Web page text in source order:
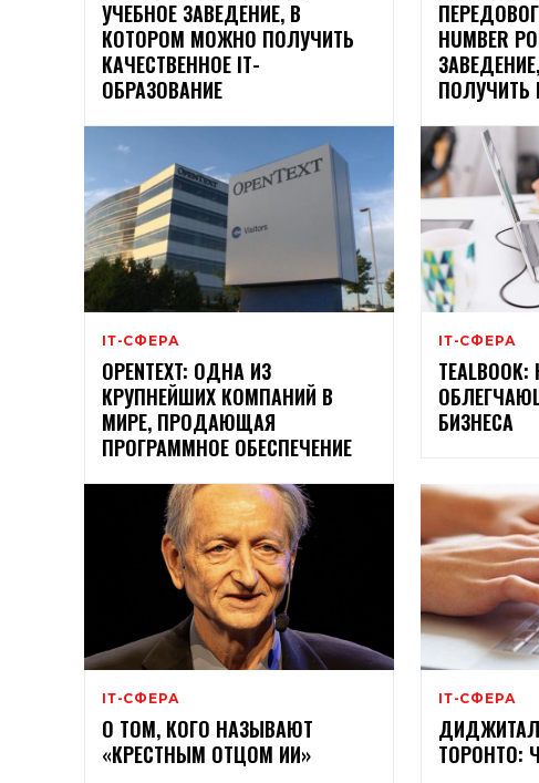
УЧЕБНОЕ ЗАВЕДЕНИЕ, В
КОТОРОМ МОЖНО ПОЛУЧИТЬ
КАЧЕСТВЕННОЕ ІТ-
ОБРАЗОВАНИЕ
HUMBER
ПОЛУЧИТЬ
ІТ-СФЕРА
OPENTEXT: ОДНА ИЗ
КРУПНЕЙШИХ КОМПАНИЙ В
МИРЕ, ПРОДАЮЩАЯ
ПРОГРАММНОЕ ОБЕСПЕЧЕНИЕ
ІТ-СФЕРА
БИЗНЕСА
ІТ-СФЕРА
О ТОМ, КОГО НАЗЫВАЮТ
«КРЕСТНЫМ ОТЦОМ ИИ»
ІТ-СФЕРА
ТОРОНТО: